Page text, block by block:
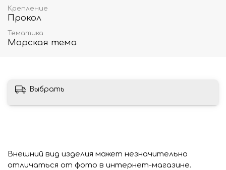
Крепление
Прокол
Тематика
Морская тема
Выбрать
Внешний вид изделия может незначительно
отличаться от фото в интернет-магазине.